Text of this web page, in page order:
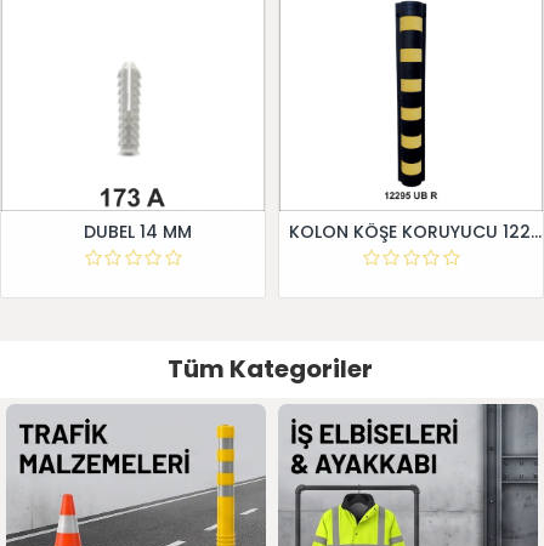
DUBEL 14 MM KOLON KÖŞE KORUYUCU 12295 UB R
Tüm Kategoriler